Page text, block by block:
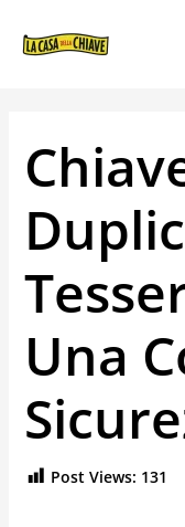
Una
Post Views: 131
ARTICOLI